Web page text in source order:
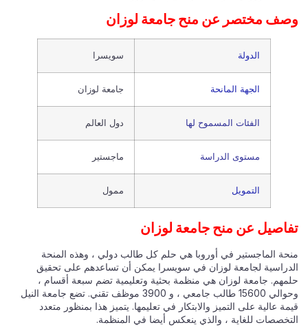
وصف مختصر عن منح جامعة لوزان
الدولة سويسرا
الجهة المانحة جامعة لوزان
الفئات المسموح لها دول العالم
مستوى الدراسة ماجستير
التمويل ممول
تفاصيل عن منح جامعة لوزان
منحة الماجستير في أوروبا هي حلم كل طالب دولي ، وهذه المنحة
الدراسية لجامعة لوزان في سويسرا يمكن أن تساعدهم على تحقيق
حلمهم. جامعة لوزان هي منظمة بحثية وتعليمية تضم سبعة أقسام ،
وحوالي 15600 طالب جامعي ، و 3900 موظف تقني. تضع جامعة النيل
قيمة عالية على التميز والابتكار في تعليمها. يتميز هذا بمنظور متعدد
التخصصات للغاية ، والذي ينعكس أيضا في المنظمة.